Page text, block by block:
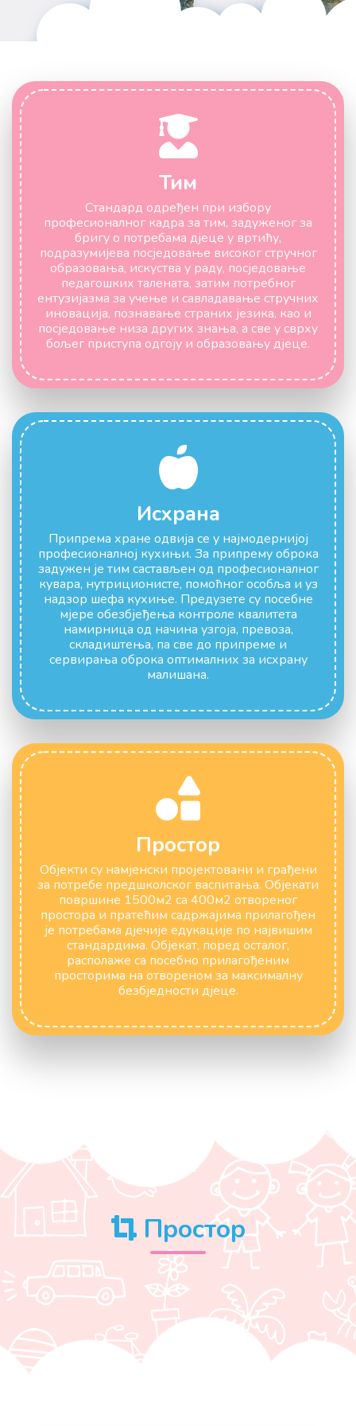
Тим
Стандард одређен при избору
професионалног кадра за тим, задуженог за
бригу о потребама дјеце у вртићу,
подразумијева посједовање високог стручног
образовања, искуства у раду, посједовање
педагошких талената, затим потребног
ентузијазма за учење и савладавање стручних
иновација, познавање страних језика, као и
посједовање низа других знања, а све у сврху
бољег приступа одгоју и образовању дјеце.
Исхрана
Припрема хране одвија се у најмодернијој
професионалној кухињи. За припрему оброка
задужен је тим састављен од професионалног
кувара, нутриционисте, помоћног особља и уз
надзор шефа кухиње. Предузете су посебне
мјере обезбјеђења контроле квалитета
намирница од начина узгоја, превоза,
складиштења, па све до припреме и
сервирања оброка оптималних за исхрану
малишана.
Простор
Објекти су намјенски пројектовани и грађени
за потребе предшколског васпитања. Објекати
површине 1500м2 са 400м2 отвореног
простора и пратећим садржајима прилагођен
је потребама дјечије едукације по највишим
стандардима. Објекат, поред осталог,
располаже са посебно прилагођеним
просторима на отвореном за максималну
безбједности дјеце.
Простор